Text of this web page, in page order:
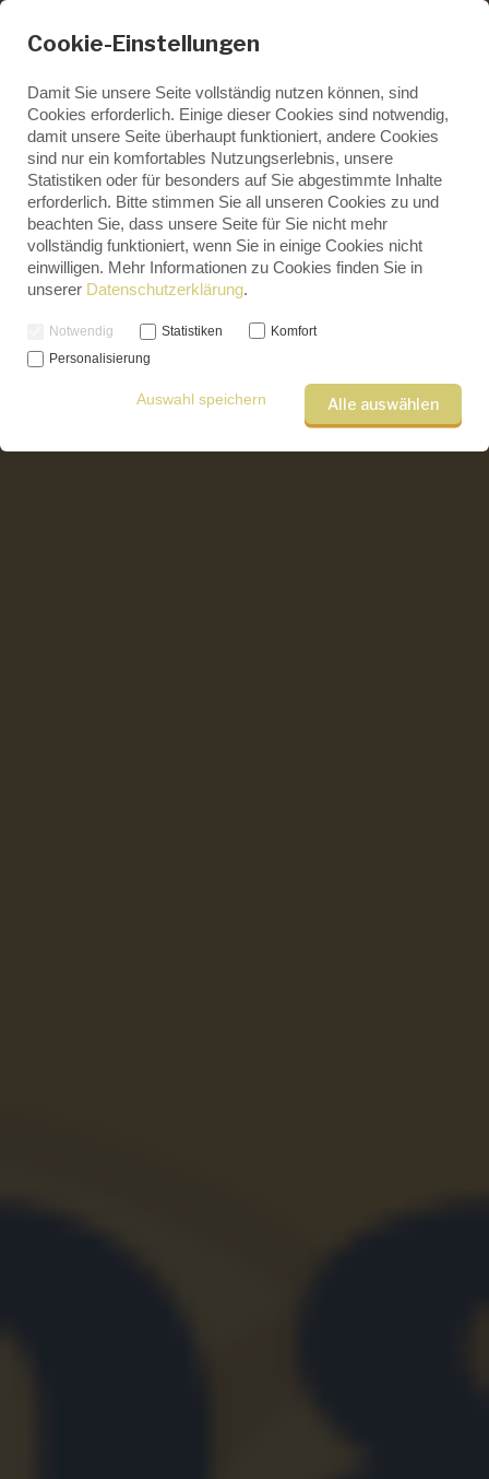
ENGLISH
GERMAN
Genealogischer
Wochentalk #9: Warum wir
Ahnenforschung betreiben
Cookie-Einstellungen
Damit Sie unsere Seite vollständig nutzen können, sind
Cookies erforderlich. Einige dieser Cookies sind notwendig,
damit unsere Seite überhaupt funktioniert, andere Cookies
sind nur ein komfortables Nutzungserlebnis, unsere
Statistiken oder für besonders auf Sie abgestimmte Inhalte
erforderlich. Bitte stimmen Sie all unseren Cookies zu und
beachten Sie, dass unsere Seite für Sie nicht mehr
vollständig funktioniert, wenn Sie in einige Cookies nicht
einwilligen. Mehr Informationen zu Cookies finden Sie in
unserer Datenschutzerklärung.
Notwendig Statistiken
Komfort
Personalisierung
Auswahl speichern Alle auswählen